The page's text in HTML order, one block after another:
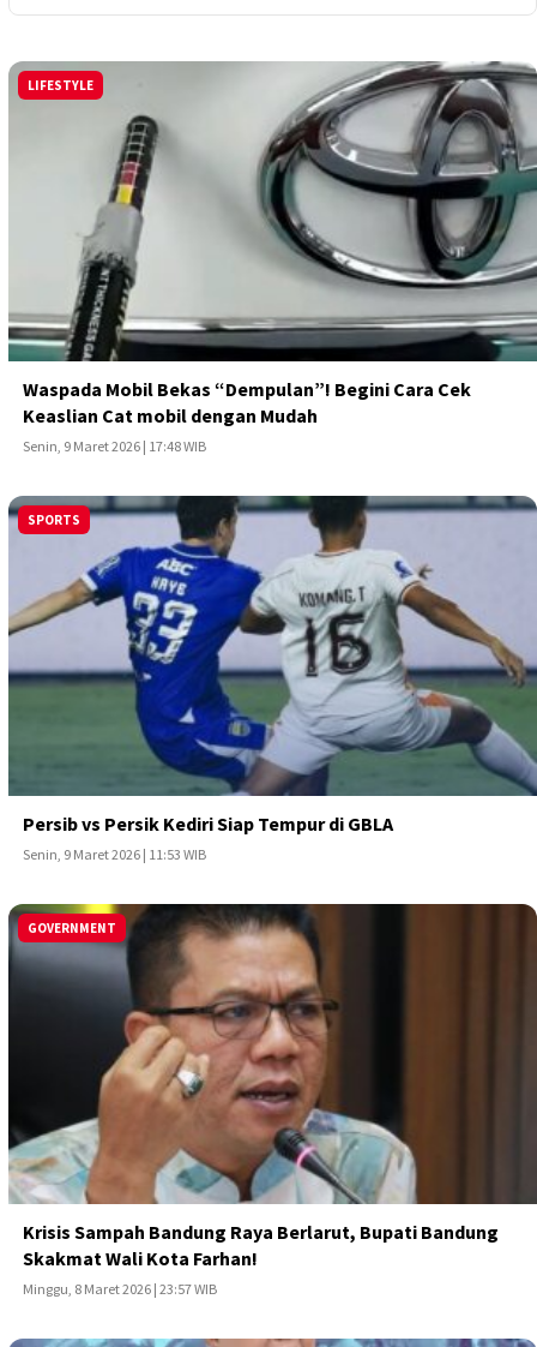
RAKYAT
JABAR
LIFESTYLE
Waspada Mobil Bekas “Dempulan”! Begini Cara Cek
Keaslian Cat mobil dengan Mudah
Senin, 9 Maret 2026 | 17:48 WIB
SPORTS
Persib vs Persik Kediri Siap Tempur di GBLA
Senin, 9 Maret 2026 | 11:53 WIB
GOVERNMENT
Krisis Sampah Bandung Raya Berlarut, Bupati Bandung
Skakmat Wali Kota Farhan!
Minggu, 8 Maret 2026 | 23:57 WIB